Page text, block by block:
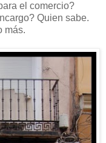
el comercio?
Quien sabe.
más.